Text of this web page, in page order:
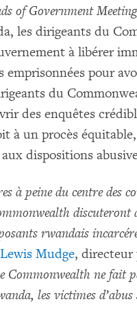
of Government Meeting
les dirigeants du
à libérer
emprisonnées pour
du
des enquêtes
à un procès
dispositions
à peine du centre des
discuteront
rwandais
Lewis Mudge, directeur
Commonwealth ne fait
les victimes